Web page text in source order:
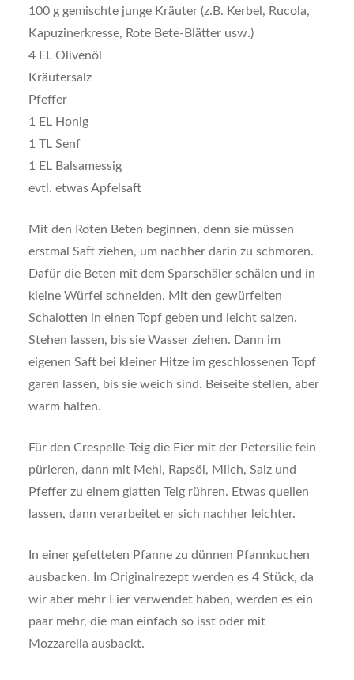
100 g gemischte junge Kräuter (z.B. Kerbel, Rucola,
Kapuzinerkresse, Rote Bete-Blätter usw.)
4 EL Olivenöl
Kräutersalz
Pfeffer
1 EL Honig
1 TL Senf
1 EL Balsamessig
evtl. etwas Apfelsaft
Mit den Roten Beten beginnen, denn sie müssen
erstmal Saft ziehen, um nachher darin zu schmoren.
Dafür die Beten mit dem Sparschäler schälen und in
kleine Würfel schneiden. Mit den gewürfelten
Schalotten in einen Topf geben und leicht salzen.
Stehen lassen, bis sie Wasser ziehen. Dann im
eigenen Saft bei kleiner Hitze im geschlossenen Topf
garen lassen, bis sie weich sind. Beiseite stellen, aber
warm halten.
Für den Crespelle-Teig die Eier mit der Petersilie fein
pürieren, dann mit Mehl, Rapsöl, Milch, Salz und
Pfeffer zu einem glatten Teig rühren. Etwas quellen
lassen, dann verarbeitet er sich nachher leichter.
In einer gefetteten Pfanne zu dünnen Pfannkuchen
ausbacken. Im Originalrezept werden es 4 Stück, da
wir aber mehr Eier verwendet haben, werden es ein
paar mehr, die man einfach so isst oder mit
Mozzarella ausbackt.